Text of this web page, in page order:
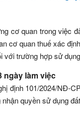
cơ quan trong việc
cơ quan thuế xác
với trường hợp sử
ngày làm việc
định 101/2024/NĐ-
quyền sử dụng